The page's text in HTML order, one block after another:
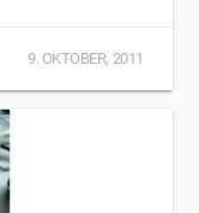
9. OKTOBER, 2011